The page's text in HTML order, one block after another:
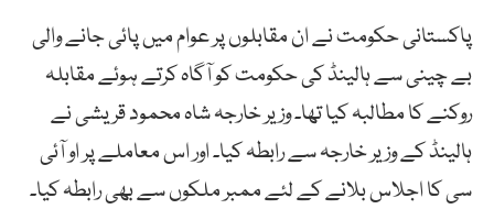
پاکستانی حکومتنےانمقابلوںپرعواممیںپائیجانےوالی
بےچینیسےہالینڈکیحکومتکوآگاہکرتےہوئےمقابلہ
روکنےکامطالبہکیاتھا۔ وزیر خارجہ شاہ محمود قریشی نے
ہالینڈ کے وزیر خارجہ سے رابطہ کیا۔ اور اس معاملے پر او آئی
سی کا اجلاس بلانے کے لئے ممبر ملکوں سے بھی رابطہ کیا۔